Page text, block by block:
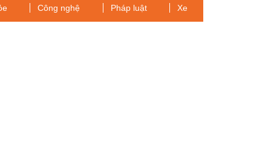
Công nghệ Pháp luật Xe